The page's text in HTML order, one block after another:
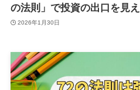
の法則」で投資の出口を見
2026年1月30日